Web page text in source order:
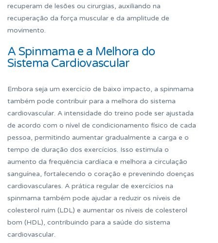
recuperam de lesões ou cirurgias, auxiliando na
recuperação da força muscular e da amplitude de
movimento.
A Spinmama e a Melhora do
Sistema Cardiovascular
Embora seja um exercício de baixo impacto, a spinmama
também pode contribuir para a melhora do sistema
cardiovascular. A intensidade do treino pode ser ajustada
de acordo com o nível de condicionamento físico de cada
pessoa, permitindo aumentar gradualmente a carga e o
tempo de duração dos exercícios. Isso estimula o
aumento da frequência cardíaca e melhora a circulação
sanguínea, fortalecendo o coração e prevenindo doenças
cardiovasculares. A prática regular de exercícios na
spinmama também pode ajudar a reduzir os níveis de
colesterol ruim (LDL) e aumentar os níveis de colesterol
bom (HDL), contribuindo para a saúde do sistema
cardiovascular.